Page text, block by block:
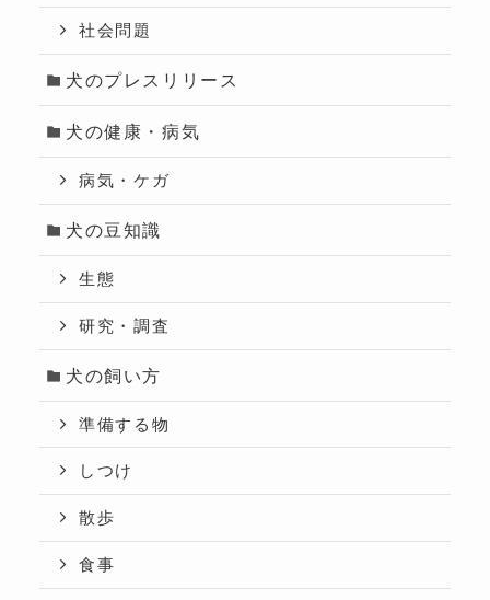
社会問題
犬のプレスリリース
犬の健康・病気
病気・ケガ
犬の豆知識
生態
研究・調査
犬の飼い方
準備する物
しつけ
散歩
食事